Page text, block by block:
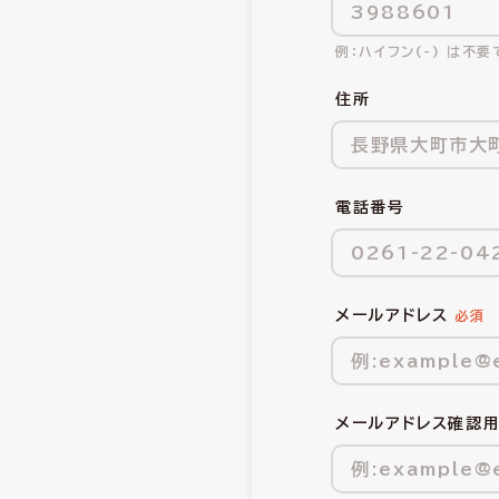
ハイフン(-) は不要
住所
電話番号
メールアドレス
メールアドレス確認